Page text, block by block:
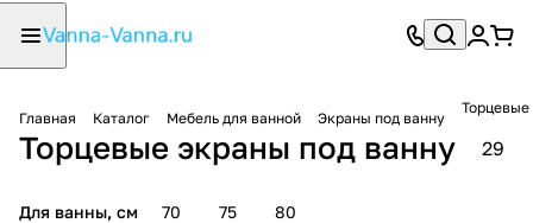
Главная Каталог Мебель для ванной Экраны под ванну
Торцевые
Торцевые экраны под ванну 29
Для ванны, см 70 75 80